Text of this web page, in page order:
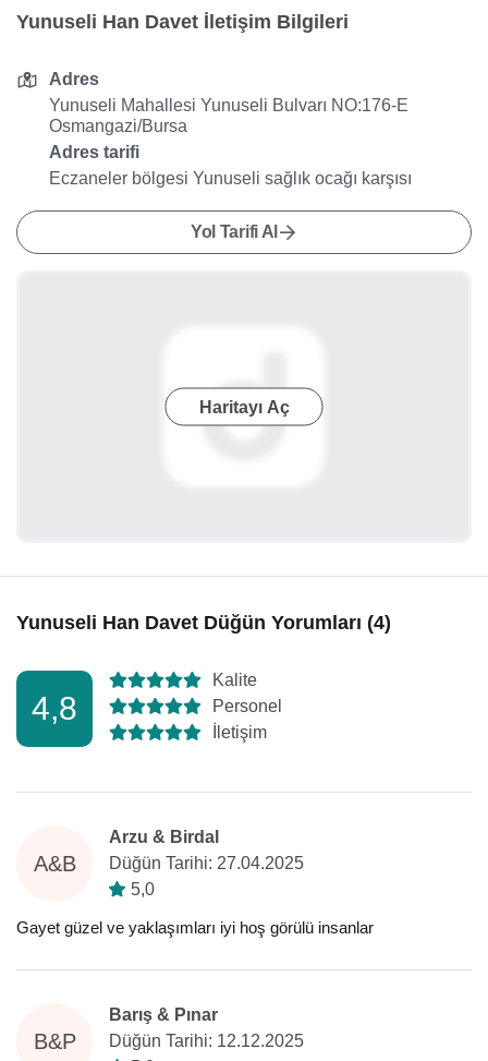
Yunuseli Han Davet İletişim Bilgileri
Adres
Yunuseli Mahallesi Yunuseli Bulvarı NO:176-E
Osmangazi/Bursa
Adres tarifi
Eczaneler bölgesi Yunuseli sağlık ocağı karşısı
Yol Tarifi Al
Haritayı Aç
Yunuseli Han Davet Düğün Yorumları (4)
4,8
Kalite
Personel
İletişim
A&B
Arzu & Birdal
Düğün Tarihi: 27.04.2025
5,0
Gayet güzel ve yaklaşımları iyi hoş görülü insanlar
B&P
Barış & Pınar
Düğün Tarihi: 12.12.2025